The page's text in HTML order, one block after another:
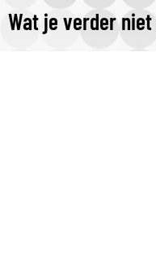
Wat je verder